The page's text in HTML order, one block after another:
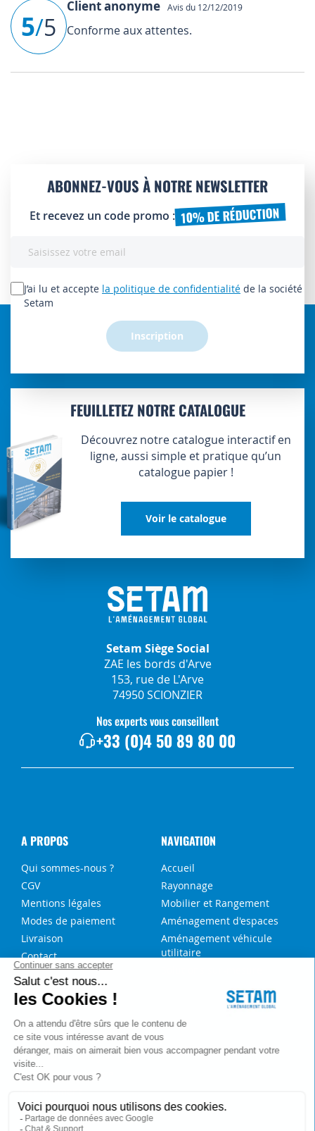
5/5
Client anonyme Avis du 12/12/2019
Conforme aux attentes.
ABONNEZ-VOUS À NOTRE NEWSLETTER
Et recevez un code promo : 10% DE RÉDUCTION
lettre
d’information
J’ai lu et accepte la politique de confidentialité de la société
Setam
Inscription
FEUILLETEZ NOTRE CATALOGUE
Découvrez notre catalogue interactif en
ligne, aussi simple et pratique qu’un
catalogue papier !
Voir le catalogue
Setam Siège Social
ZAE les bords d'Arve
153, rue de L'Arve
74950 SCIONZIER
Nos experts vous conseillent
+33 (0)4 50 89 80 00
A PROPOS
Qui sommes-nous ?
CGV
Mentions légales
Modes de paiement
Livraison
Contact
NAVIGATION
Accueil
Rayonnage
Mobilier et Rangement
Aménagement d'espaces
Aménagement véhicule
utilitaire
NOS SERVICES
FAQ
Blog
Aide au choix rayonnage
Service de montage
Besoin d'aide ?